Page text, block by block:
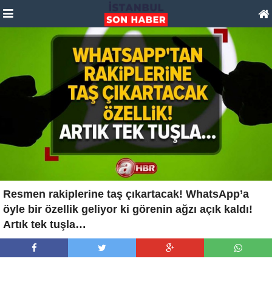
Resmen rakiplerine taş çıkartacak! WhatsApp’a
öyle bir özellik geliyor ki görenin ağzı açık kaldı!
Artık tek tuşla…